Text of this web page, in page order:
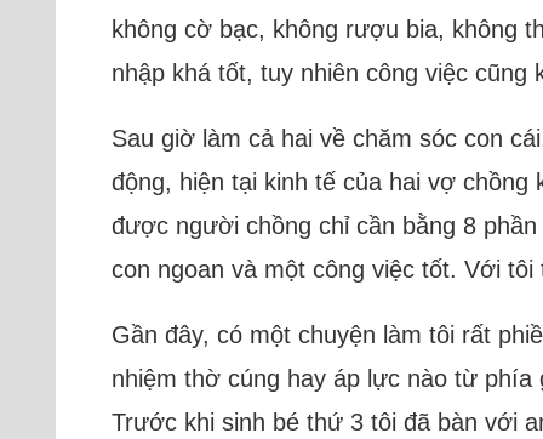
không cờ bạc, không rượu bia, không
nhập khá tốt, tuy nhiên công việc cũng
Sau giờ làm cả hai về chăm sóc con
động, hiện tại kinh tế của hai vợ
được người chồng chỉ cần bằng 8
con ngoan và một công việc tốt. Với tôi
Gần đây, có một chuyện làm tôi rất
nhiệm thờ cúng hay áp lực nào từ
Trước khi sinh bé thứ 3 tôi đã bàn với